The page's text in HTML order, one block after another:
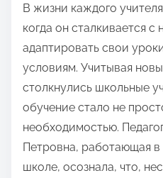
д
е
л
и
т
ь
с
я
э
В жизни каждого
когда он сталкивается
адаптировать свои
условиям. Учитывая
столкнулись школьные
обучение стало не
необходимостью.
Петровна, работающая
школе, осознала, что,